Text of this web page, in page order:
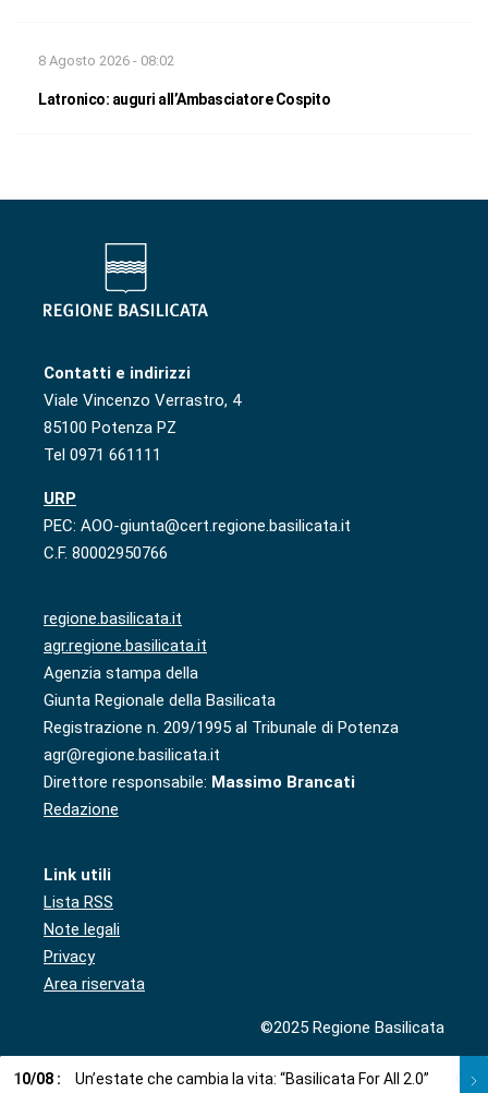
8 Agosto 2026 - 08:02
Latronico: auguri all’Ambasciatore Cospito
Contatti e indirizzi
Viale Vincenzo Verrastro, 4
85100 Potenza PZ
Tel 0971 661111
URP
PEC: AOO-giunta@cert.regione.basilicata.it
C.F. 80002950766
regione.basilicata.it
agr.regione.basilicata.it
Agenzia stampa della
Giunta Regionale della Basilicata
Registrazione n. 209/1995 al Tribunale di Potenza
agr@regione.basilicata.it
Direttore responsabile: Massimo Brancati
Redazione
Link utili
Lista RSS
Note legali
Privacy
Area riservata
©2025 Regione Basilicata
10/08 : Un’estate che cambia la vita: “Basilicata For All 2.0” 09/